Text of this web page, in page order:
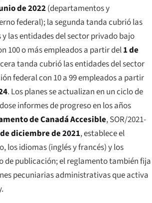
de 2022(departamentos y
federal); la segunda tanda cubrió las
las entidades del sector privado bajo
100 o más empleados a partir del1 de
tanda cubrió las entidades del sector
federal con 10 a 99 empleados a partir
. Los planes se actualizan en un ciclo de
informes de progreso en los años
de Canadá Accesible, SOR/2021-
diciembre de 2021, establece el
los idiomas (inglés y francés) y los
de publicación; el reglamento también fija
pecuniarias administrativas que activa